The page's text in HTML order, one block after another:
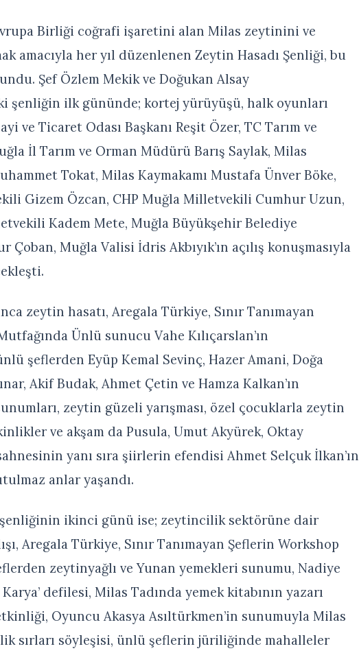
Birliği coğrafi işaretini alan Milas zeytinini ve
amacıyla her yıl düzenlenen Zeytin Hasadı Şenliği, bu
Şef Özlem Mekik ve Doğukan Alsay
şenliğin ilk gününde; kortej yürüyüşü, halk oyunları
ve Ticaret Odası Başkanı Reşit Özer, TC Tarım ve
İl Tarım ve Orman Müdürü Barış Saylak, Milas
Tokat, Milas Kaymakamı Mustafa Ünver Böke,
Gizem Özcan, CHP Muğla Milletvekili Cumhur Uzun,
Kadem Mete, Muğla Büyükşehir Belediye
Çoban, Muğla Valisi İdris Akbıyık’ın açılış konuşmasıyla
zeytin hasatı, Aregala Türkiye, Sınır Tanımayan
Ünlü sunucu Vahe Kılıçarslan’ın
şeflerden Eyüp Kemal Sevinç, Hazer Amani, Doğa
Akif Budak, Ahmet Çetin ve Hamza Kalkan’ın
zeytin güzeli yarışması, özel çocuklarla zeytin
ve akşam da Pusula, Umut Akyürek, Oktay
yanı sıra şiirlerin efendisi Ahmet Selçuk İlkan’ın
anlar yaşandı.
ikinci günü ise; zeytincilik sektörüne dair
Aregala Türkiye, Sınır Tanımayan Şeflerin Workshop
zeytinyağlı ve Yunan yemekleri sunumu, Nadiye
defilesi, Milas Tadında yemek kitabının yazarı
Oyuncu Akasya Asıltürkmen’in sunumuyla Milas
sırları söyleşisi, ünlü şeflerin jüriliğinde mahalleler